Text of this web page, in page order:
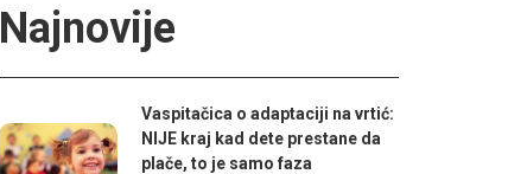
Najnovije
Vaspitačica o adaptaciji na vrtić:
NIJE kraj kad dete prestane da
plače, to je samo faza